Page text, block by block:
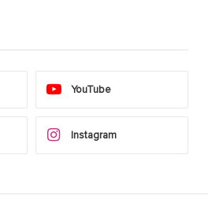
YouTube
Instagram